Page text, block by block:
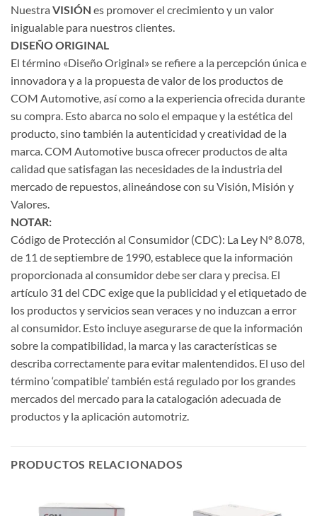
Nuestra VISIÓN es promover el crecimiento y un valor
inigualable para nuestros clientes.
DISEÑO ORIGINAL
El término «Diseño Original» se refiere a la percepción única e
innovadora y a la propuesta de valor de los productos de
COM Automotive, así como a la experiencia ofrecida durante
su compra. Esto abarca no solo el empaque y la estética del
producto, sino también la autenticidad y creatividad de la
marca. COM Automotive busca ofrecer productos de alta
calidad que satisfagan las necesidades de la industria del
mercado de repuestos, alineándose con su Visión, Misión y
Valores.
NOTAR:
Código de Protección al Consumidor (CDC): La Ley N° 8.078,
de 11 de septiembre de 1990, establece que la información
proporcionada al consumidor debe ser clara y precisa. El
artículo 31 del CDC exige que la publicidad y el etiquetado de
los productos y servicios sean veraces y no induzcan a error
al consumidor. Esto incluye asegurarse de que la información
sobre la compatibilidad, la marca y las características se
describa correctamente para evitar malentendidos. El uso del
término ‘compatible’ también está regulado por los grandes
mercados del mercado para la catalogación adecuada de
productos y la aplicación automotriz.
PRODUCTOS RELACIONADOS